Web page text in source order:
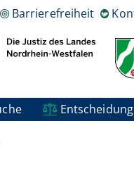
Barrierefreiheit